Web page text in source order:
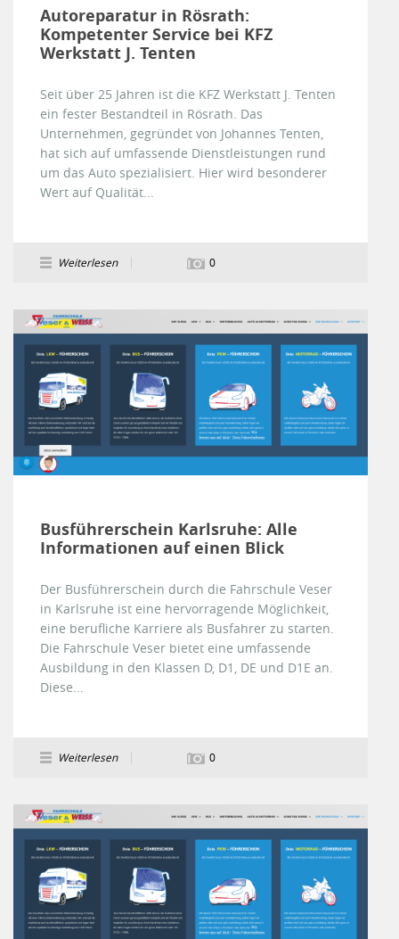
Autoreparatur in Rösrath:
Kompetenter Service bei KFZ
Werkstatt J. Tenten
Seit über 25 Jahren ist die KFZ Werkstatt J. Tenten
ein fester Bestandteil in Rösrath. Das
Unternehmen, gegründet von Johannes Tenten,
hat sich auf umfassende Dienstleistungen rund
um das Auto spezialisiert. Hier wird besonderer
Wert auf Qualität...
Weiterlesen 0
Busführerschein Karlsruhe: Alle
Informationen auf einen Blick
Der Busführerschein durch die Fahrschule Veser
in Karlsruhe ist eine hervorragende Möglichkeit,
eine berufliche Karriere als Busfahrer zu starten.
Die Fahrschule Veser bietet eine umfassende
Ausbildung in den Klassen D, D1, DE und D1E an.
Diese...
Weiterlesen 0